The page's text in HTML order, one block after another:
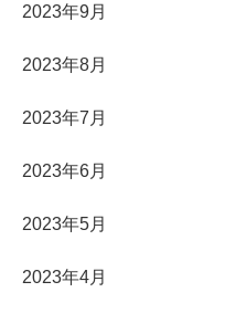
2023年9月
2023年8月
2023年7月
2023年6月
2023年5月
2023年4月